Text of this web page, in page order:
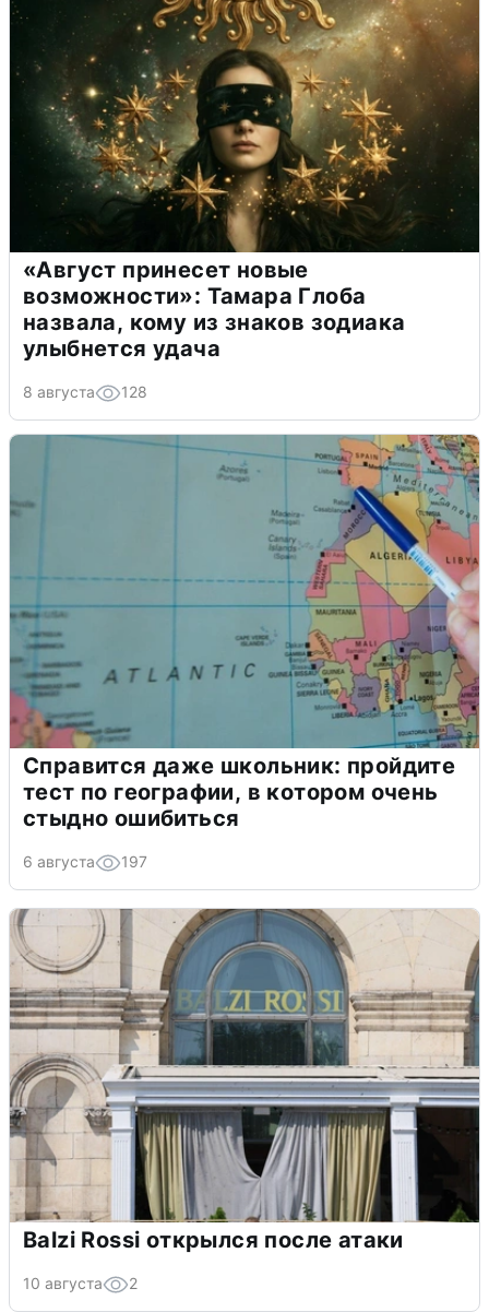
«Август принесет новые
возможности»: Тамара Глоба
назвала, кому из знаков зодиака
улыбнется удача
8 августа 128
Справится даже школьник: пройдите
тест по географии, в котором очень
стыдно ошибиться
6 августа 197
Balzi Rossi открылся после атаки
10 августа 2